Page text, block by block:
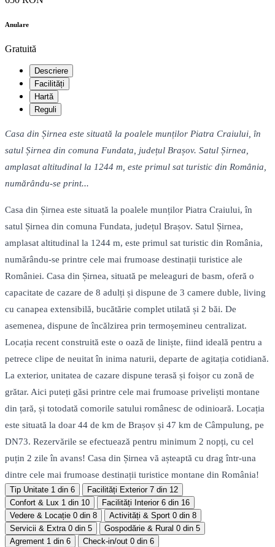
Anulare
Gratuită
Descriere
Facilități
Hartă
Reguli
Casa din Șirnea este situată la poalele munților Piatra Craiului, în
satul Șirnea din comuna Fundata, județul Brașov. Satul Șirnea,
amplasat altitudinal la 1244 m, este primul sat turistic din România,
numărându-se print...
Casa din Șirnea este situată la poalele munților Piatra Craiului, în
satul Șirnea din comuna Fundata, județul Brașov. Satul Șirnea,
amplasat altitudinal la 1244 m, este primul sat turistic din România,
numărându-se printre cele mai frumoase destinații turistice ale
României. Casa din Șirnea, situată pe meleaguri de basm, oferă o
capacitate de cazare de 8 adulți și dispune de 3 camere duble, living
cu canapea extensibilă, bucătărie complet utilată și 2 băi. De
asemenea, dispune de încălzirea prin termoșemineu centralizat.
Locația recent construită este o oază de liniște, fiind ideală pentru a
petrece clipe de neuitat în inima naturii, departe de agitația cotidiană.
La exterior, unitatea de cazare dispune terasă și foișor cu zonă de
grătar. Aici puteți găsi printre cele mai frumoase priveliști montane
din țară, și totodată comorile satului românesc de odinioară. Locația
este situată la doar 44 de km de Brașov și 47 km de Câmpulung, pe
DN73. Rezervările se efectuează pentru minimum 2 nopți, cu cel
puțin 2 zile în avans! Casa din Șirnea vă așteaptă cu drag într-una
dintre cele mai frumoase destinații turistice montane din România!
Tip Unitate 1 din 6 Facilități Exterior 7 din 12
Confort & Lux 1 din 10 Facilități Interior 6 din 16
Vedere & Locație 0 din 8 Activități & Sport 0 din 8
Servicii & Extra 0 din 5 Gospodărie & Rural 0 din 5
Agrement 1 din 6 Check-in/out 0 din 6